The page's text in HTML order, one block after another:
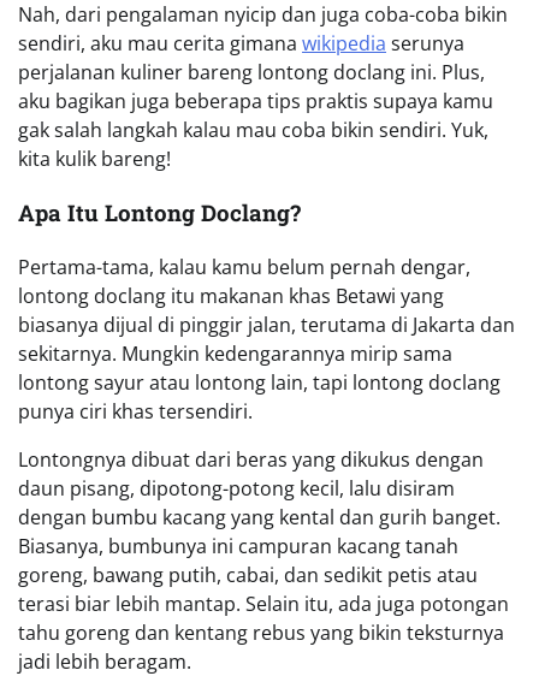
Nah, dari pengalaman nyicip dan juga coba-coba bikin
sendiri, aku mau cerita gimana wikipedia serunya
perjalanan kuliner bareng lontong doclang ini. Plus,
aku bagikan juga beberapa tips praktis supaya kamu
gak salah langkah kalau mau coba bikin sendiri. Yuk,
kita kulik bareng!
Apa Itu Lontong Doclang?
Pertama-tama, kalau kamu belum pernah dengar,
lontong doclang itu makanan khas Betawi yang
biasanya dijual di pinggir jalan, terutama di Jakarta dan
sekitarnya. Mungkin kedengarannya mirip sama
lontong sayur atau lontong lain, tapi lontong doclang
punya ciri khas tersendiri.
Lontongnya dibuat dari beras yang dikukus dengan
daun pisang, dipotong-potong kecil, lalu disiram
dengan bumbu kacang yang kental dan gurih banget.
Biasanya, bumbunya ini campuran kacang tanah
goreng, bawang putih, cabai, dan sedikit petis atau
terasi biar lebih mantap. Selain itu, ada juga potongan
tahu goreng dan kentang rebus yang bikin teksturnya
jadi lebih beragam.